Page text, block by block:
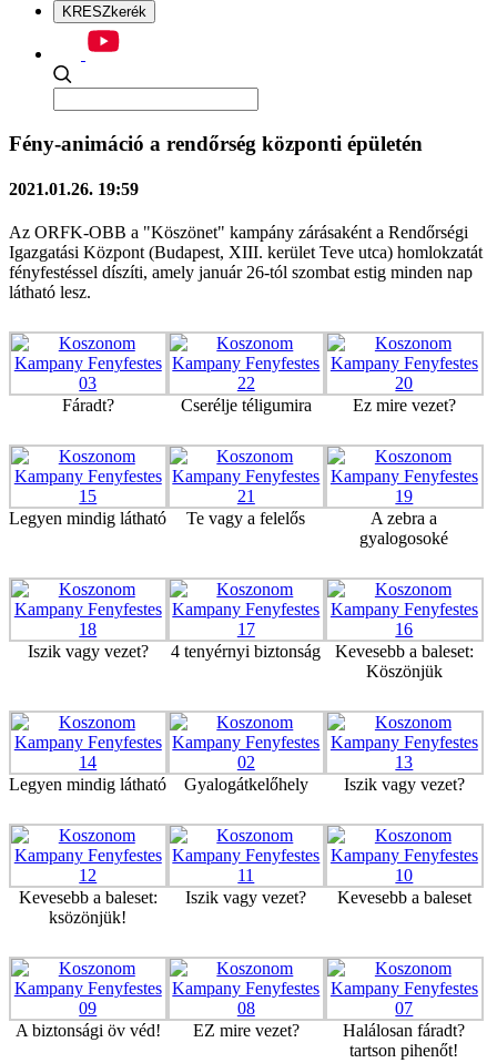
KRESZkerék
Fény-animáció a rendőrség központi épületén
2021.01.26. 19:59
Az ORFK-OBB a "Köszönet" kampány zárásaként a Rendőrségi
Igazgatási Központ (Budapest, XIII. kerület Teve utca) homlokzatát
fényfestéssel díszíti, amely január 26-tól szombat estig minden nap
látható lesz.
Fáradt? Cserélje téligumira Ez mire vezet?
Legyen mindig látható Te vagy a felelős
A zebra a
gyalogosoké
Iszik vagy vezet? 4 tenyérnyi biztonság
Kevesebb a baleset:
Köszönjük
Legyen mindig látható Gyalogátkelőhely Iszik vagy vezet?
Kevesebb a baleset:
ksözönjük!
Iszik vagy vezet? Kevesebb a baleset
A biztonsági öv véd! EZ mire vezet?
Halálosan fáradt?
tartson pihenőt!